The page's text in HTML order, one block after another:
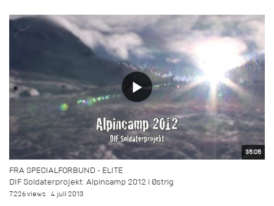
35:05
FRA SPECIALFORBUND - ELITE
DIF Soldaterprojekt: Alpincamp 2012 i Østrig
7.226 views 4. juli 2013